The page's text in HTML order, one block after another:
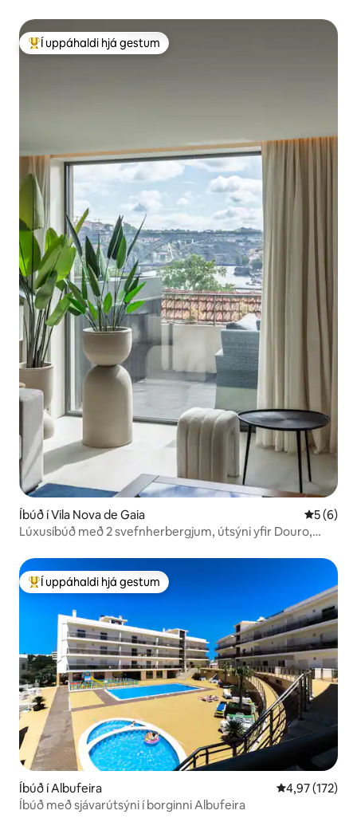
Í mestu uppáhaldi hjá gestum
Í uppáhaldi hjá gestum
Íbúð í Vila Nova de Gaia 5 af 5 í
5 (6)
Lúxusíbúð með 2 svefnherbergjum, útsýni yfir Douro,
Í mestu uppáhaldi hjá gestum
Í uppáhaldi hjá gestum
Íbúð í Albufeira 4,97 af 5 í
4,97 (172)
Íbúð með sjávarútsýni í borginni Albufeira